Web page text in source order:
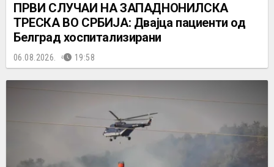
ПРВИ СЛУЧАИ НА ЗАПАДНОНИЛСКА
ТРЕСКА ВО СРБИЈА: Двајца пациенти од
Белград хоспитализирани
06.08.2026. 19:58